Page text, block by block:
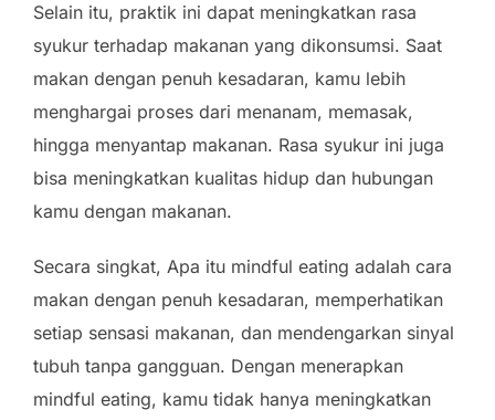
Selain itu, praktik ini dapat meningkatkan rasa
syukur terhadap makanan yang dikonsumsi. Saat
makan dengan penuh kesadaran, kamu lebih
menghargai proses dari menanam, memasak,
hingga menyantap makanan. Rasa syukur ini juga
bisa meningkatkan kualitas hidup dan hubungan
kamu dengan makanan.
Secara singkat, Apa itu mindful eating adalah cara
makan dengan penuh kesadaran, memperhatikan
setiap sensasi makanan, dan mendengarkan sinyal
tubuh tanpa gangguan. Dengan menerapkan
mindful eating, kamu tidak hanya meningkatkan